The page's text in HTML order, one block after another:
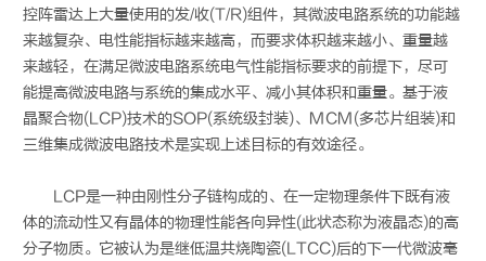
控阵雷达上大量使用的发/收(T/R)组件，其微波电路系统的功能越
来越复杂、电性能指标越来越高，而要求体积越来越小、重量越
来越轻，在满足微波电路系统电气性能指标要求的前提下，尽可
能提高微波电路与系统的集成水平、减小其体积和重量。基于液
晶聚合物(LCP)技术的SOP(系统级封装)、MCM(多芯片组装)和
三维集成微波电路技术是实现上述目标的有效途径。
LCP是一种由刚性分子链构成的、在一定物理条件下既有液
体的流动性又有晶体的物理性能各向异性(此状态称为液晶态)的高
分子物质。它被认为是继低温共烧陶瓷(LTCC)后的下一代微波毫